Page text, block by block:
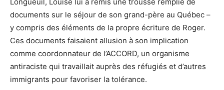
documents sur le séjour de son grand-père au Québec –
y compris des éléments de la propre écriture de Roger.
Ces documents faisaient allusion à son implication
comme coordonnateur de l’ACCORD, un organisme
antiraciste qui travaillait auprès des réfugiés et d’autres
immigrants pour favoriser la tolérance.